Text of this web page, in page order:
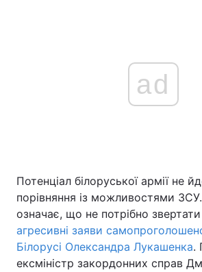
ad
Потенціал білоруської армії не
порівняння із можливостями
означає, що не потрібно
агресивні заяви
Білорусі Олександра Лукашенка.
ексміністр закордонних справ